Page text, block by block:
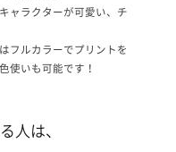
ャラクターが可愛い、チ
フルカラーでプリントを
使いも可能です！
人は、